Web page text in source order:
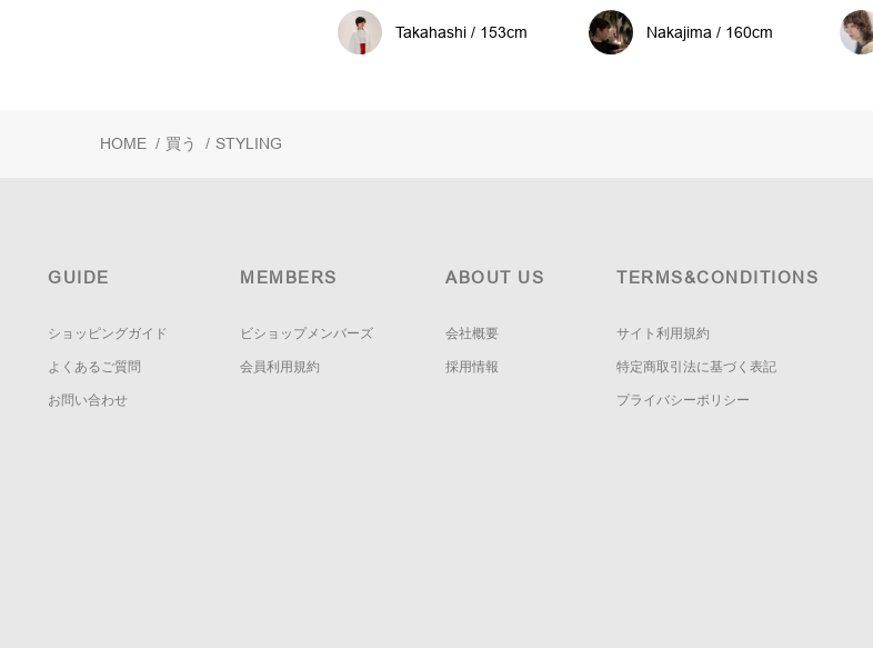
Takahashi / 153cm Nakajima / 160cm
HOME / 買う / STYLING
GUIDE
ショッピングガイド
よくあるご質問
お問い合わせ
MEMBERS
ビショップメンバーズ
会員利用規約
ABOUT US
会社概要
採用情報
TERMS&CONDITIONS
サイト利用規約
特定商取引法に基づく表記
プライバシーポリシー